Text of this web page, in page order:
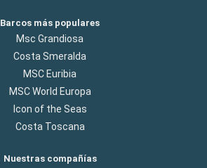
Barcos más populares
Msc Grandiosa
Costa Smeralda
MSC Euribia
MSC World Europa
Icon of the Seas
Costa Toscana
Nuestras compañías